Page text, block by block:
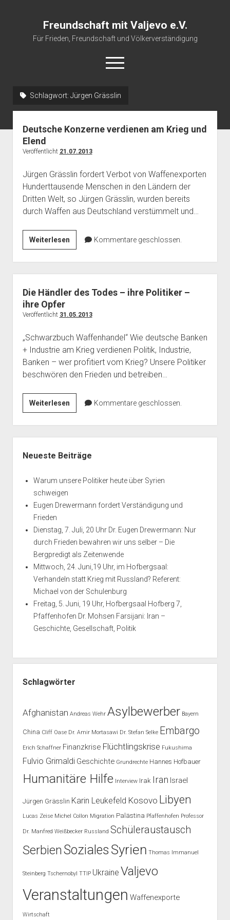
Freundschaft mit Valjevo e.V.
Für Frieden, Freundschaft und Völkerverständigung
open
menu
Schlagwort: Jürgen Grässlin
Deutsche Konzerne verdienen am Krieg und
Elend
Veröffentlicht 21.07.2013
Jürgen Grässlin fordert Verbot von Waffenexporten
Hunderttausende Menschen in den Ländern der
Dritten Welt, so Jürgen Grässlin, wurden bereits
durch Waffen aus Deutschland verstümmelt und…
WeiterlesenDeutsche
Konzerne
verdienen
am
Krieg
Elend
Kommentare geschlossen.
Die Händler des Todes – ihre Politiker –
ihre Opfer
Veröffentlicht 31.05.2013
„Schwarzbuch Waffenhandel“ Wie deutsche Banken
+ Industrie am Krieg verdienen Politik, Industrie,
Banken – wer profitiert vom Krieg? Unsere Politiker
beschwören den Frieden und betreiben…
WeiterlesenDie
Händler
des
Todes
–
Politiker
Kommentare geschlossen.
Neueste Beiträge
Warum unsere Politiker heute über Syrien
schweigen
Eugen Drewermann fordert Verständigung und
Frieden
Dienstag, 7. Juli, 20 Uhr Dr. Eugen Drewermann: Nur
durch Frieden bewahren wir uns selber – Die
Bergpredigt als Zeitenwende
Mittwoch, 24. Juni,19 Uhr, im Hofbergsaal:
Verhandeln statt Krieg mit Russland? Referent:
Michael von der Schulenburg
Freitag, 5. Juni, 19 Uhr, Hofbergsaal Hofberg 7,
Pfaffenhofen Dr. Mohsen Farsijani: Iran –
Geschichte, Gesellschaft, Politik
Schlagwörter
Afghanistan Andreas Wehr Asylbewerber Bayern
China Cliff Oase Dr. Amir Mortasawi Dr. Stefan Selke Embargo
Erich Schaffner Finanzkrise Flüchtlingskrise Fukushima
Fulvio Grimaldi Geschichte Grundrechte Hannes Hofbauer
Humanitäre Hilfe Interview Irak Iran Israel
Jürgen Grässlin Karin Leukefeld Kosovo Libyen
Lucas Zeise Michel Collon Migration Palästina Pfaffenhofen Professor
Dr. Manfred Weißbecker Russland Schüleraustausch
SerbienSoziales Syrien Thomas Immanuel
Steinberg Tschernobyl TTIP Ukraine Valjevo
Veranstaltungen Waffenexporte
Wirtschaft